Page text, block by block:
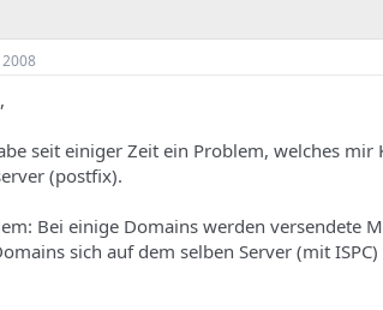
seit einiger Zeit ein Problem, welches
(postfix).
Bei einige Domains werden versendete
sich auf dem selben Server (mit